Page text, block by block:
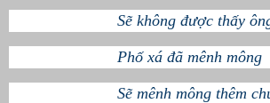
Sẽ không được thấy
Phố xá đã mênh mông
Sẽ mênh mông thêm